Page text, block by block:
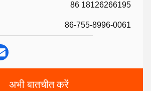
86 18126266195
86-755-8996-0061
अभी बातचीत करें